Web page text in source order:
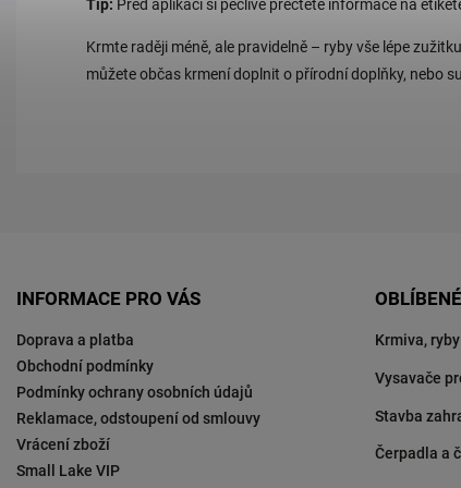
Tip: Před aplikací si pečlivě přečtěte informace na
Krmte raději méně, ale pravidelně – ryby vše lépe
můžete občas krmení doplnit o přírodní doplňky, nebo
INFORMACE PRO VÁS
Doprava a platba
Obchodní podmínky
Podmínky ochrany osobních údajů
Reklamace, odstoupení od smlouvy
Vrácení zboží
Small Lake VIP
Krmiva,
Vysavače
Stavba
Čerpadla a